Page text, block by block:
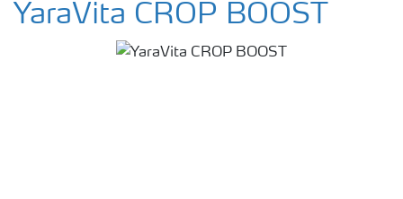
YaraVita CROP BOOST